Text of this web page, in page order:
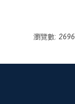
瀏覽數: 2696